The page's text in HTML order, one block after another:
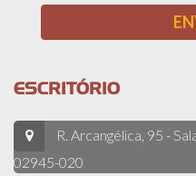
ESCRITÓRIO
R. Arcangélica, 95 -
02945-020